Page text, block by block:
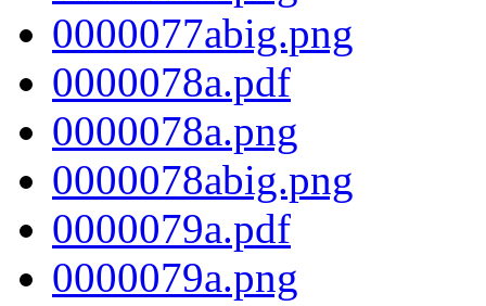
0000077abig.png
0000078a.pdf
0000078a.png
0000078abig.png
0000079a.pdf
0000079a.png